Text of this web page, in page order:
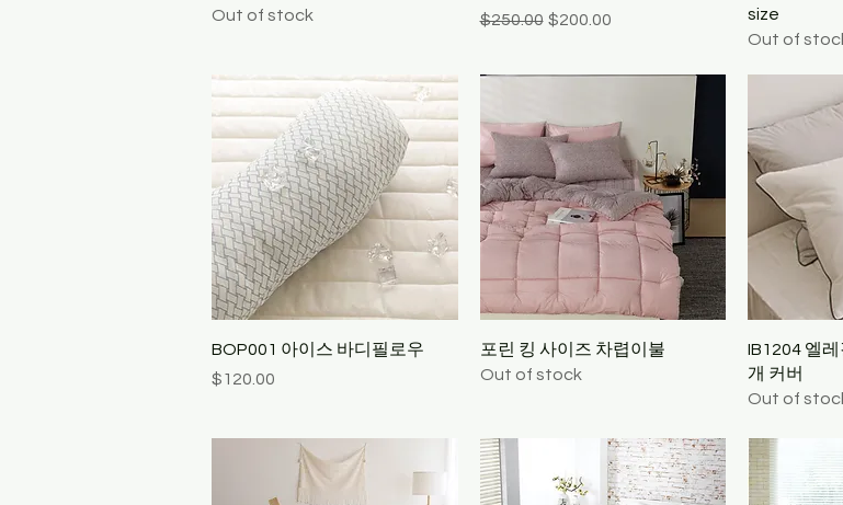
Out of stock
Regular Price
$250.00 Sale Price
$200.00
size
Out of
Quick View
BOP001 아이스 바디필로우
Price
$120.00
Quick View
포린 킹 사이즈 차렵이불
Out of stock
IB1204 엘레
개 커버
Out of